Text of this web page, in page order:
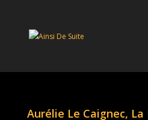
Aurélie Le Caignec, La